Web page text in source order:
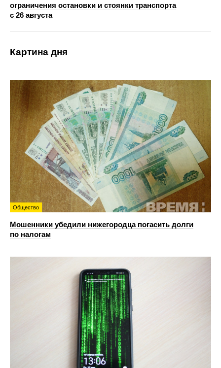
ограничения остановки и стоянки транспорта
с 26 августа
Картина дня
Общество
Мошенники убедили нижегородца погасить долги
по налогам